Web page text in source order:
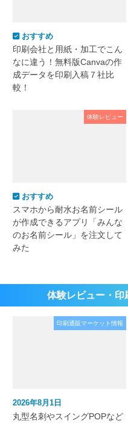
おすすめ
印刷会社と用紙・加工でこん
なに違う！無料版Canvaの作
成データを印刷入稿７社比
較！
体験レビュー
おすすめ
スマホから耐水お名前シール
が作成できるアプリ「みんな
のお名前シール」を注文して
みた
体験レビュー・印
印刷通販マーケット情報
2026年8月1日
丸型名刺やスイングPOPなど